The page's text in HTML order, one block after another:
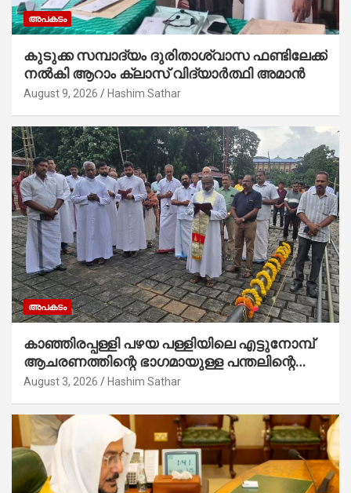
അപകടം
കുടുക്ക സമ്പാദ്യം ദുരിതാശ്വാസ ഫണ്ടിലേക്ക്
നൽകി ആറാം ക്ലാസ് വിദ്യാർത്ഥി അമാൻ
August 9, 2026 Hashim Sathar
അപകടം
കാഞ്ഞിരപ്പള്ളി പഴയ പള്ളിയിലെ എട്ടുനോമ്പ്
ആചരണത്തിന്റെ ഭാഗമായുള്ള പന്തലിന്റെ
കാൽനാട്ട് കർമ്മം ആർച്ച് പ്രീസ്റ്റ് വെരി.
August 3, 2026 Hashim Sathar